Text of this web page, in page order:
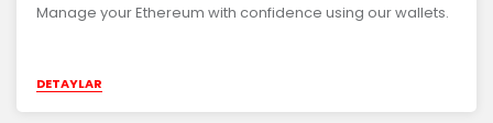
Manage your Ethereum with confidence using our wallets.
DETAYLAR